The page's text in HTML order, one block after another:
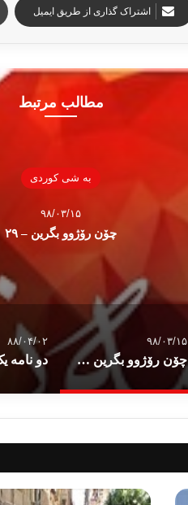
اشتراک گذاری از طریق ایمیل
مطالب مرتبط
به شی کوردی
۹۸/۰۳/۱۵
چۆن رۆژوو بگرین – ٢٩
۹۸/۰۳/۱۵
چۆن رۆژوو بگرین – ٢٩
۸۸/۰۴/۰۲